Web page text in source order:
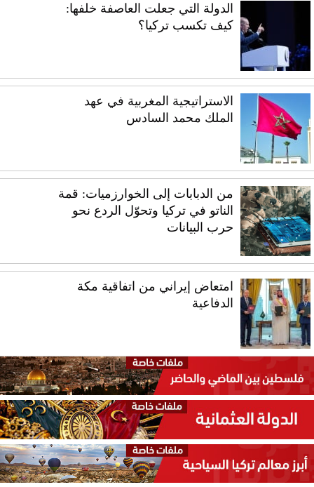
الدولة التي جعلت العاصفة خلفها:
كيف تكسب تركيا؟
الاستراتيجية المغربية في عهد
الملك محمد السادس
من الدبابات إلى الخوارزميات: قمة
الناتو في تركيا وتحوّل الردع نحو
حرب البيانات
امتعاض إيراني من اتفاقية مكة
الدفاعية